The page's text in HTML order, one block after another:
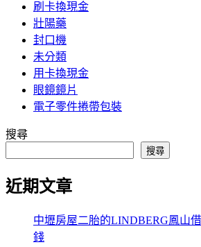
刷卡換現金
壯陽藥
封口機
未分類
用卡換現金
眼鏡鏡片
電子零件捲帶包裝
搜尋
搜尋
近期文章
中壢房屋二胎的LINDBERG鳳山
錢